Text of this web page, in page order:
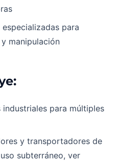
para
manipulación
para múltiples
y transportadores de
subterráneo, ver